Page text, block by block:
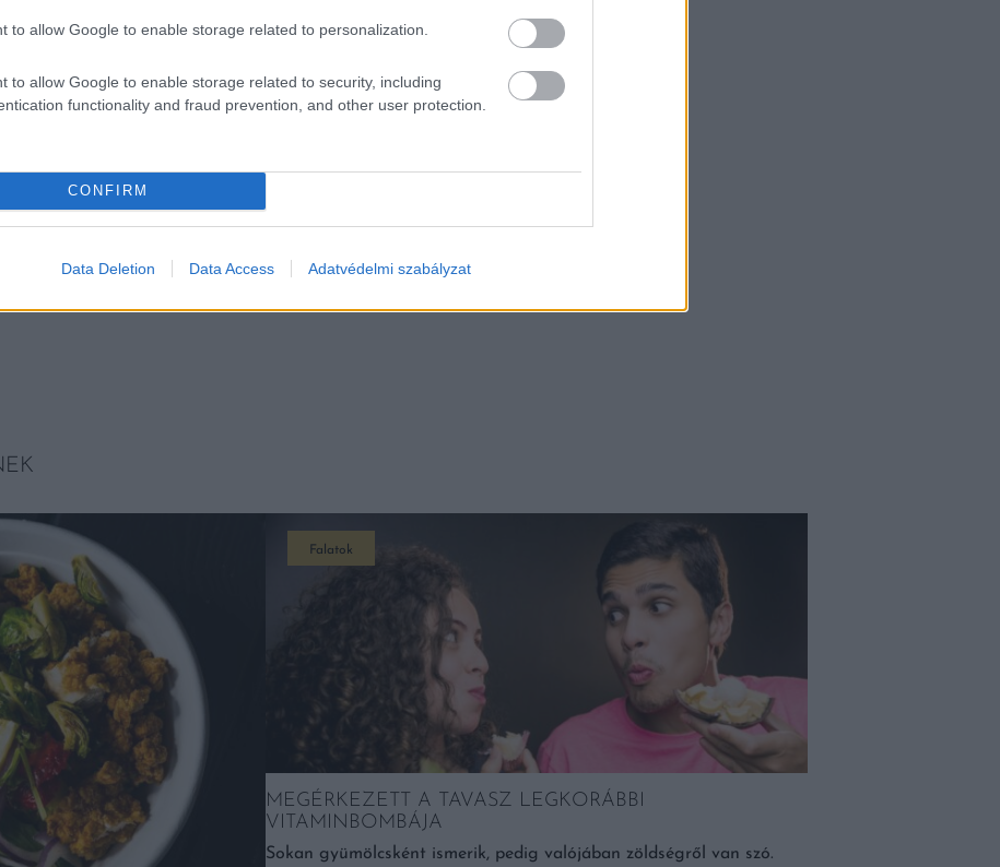
to allow Google to enable storage related to personalization.
to allow Google to enable storage related to security, including
functionality and fraud prevention, and other user protection.
CONFIRM
Data Deletion Data Access Adatvédelmi szabályzat
Falatok
MEGÉRKEZETT A TAVASZ LEGKORÁBBI
VITAMINBOMBÁJA
Sokan gyümölcsként ismerik, pedig valójában zöldségről van szó.